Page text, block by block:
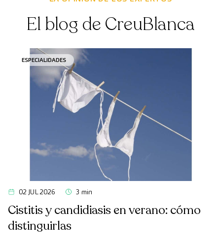
El blog de CreuBlanca
ESPECIALIDADES
02 JUL 2026 3 min
Cistitis y candidiasis en verano: cómo
distinguirlas